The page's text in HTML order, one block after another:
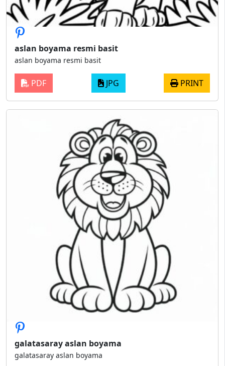
aslan boyama resmi basit
aslan boyama resmi basit
PDF JPG PRINT
galatasaray aslan boyama
galatasaray aslan boyama